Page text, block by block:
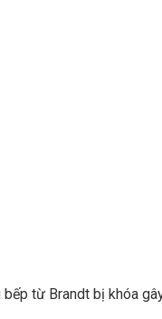
bếp từ Brandt bị khóa